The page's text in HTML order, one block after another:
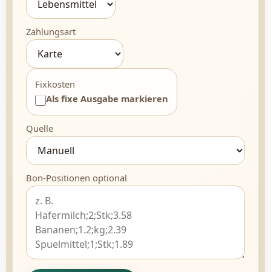
Zahlungsart
Fixkosten
Als fixe Ausgabe markieren
Quelle
Bon-Positionen optional